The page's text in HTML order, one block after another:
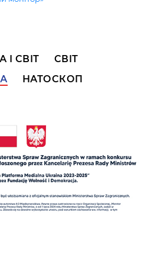
СВІТ
СВІТ
НАТОСКОП